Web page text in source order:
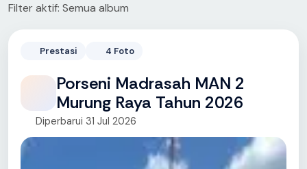
Filter aktif: Semua album
Prestasi 4 Foto
Porseni Madrasah MAN 2
Murung Raya Tahun 2026
Diperbarui 31 Jul 2026